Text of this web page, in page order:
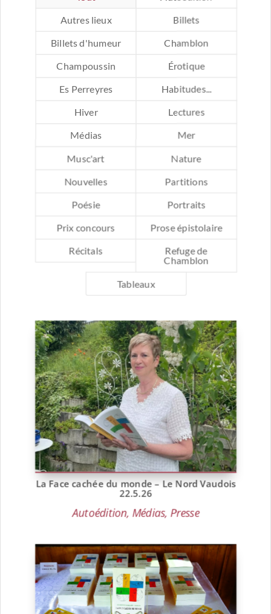
Autres lieux
Billets
Billets d'humeur Chamblon
Champoussin Érotique
Es Perreyres Habitudes...
Hiver
Lectures
Médias
Mer
Musc'art
Nature
Nouvelles
Partitions
Poésie
Portraits
Prix concours
Prose épistolaire
Récitals
Refuge de
Chamblon
Tableaux
La Face cachée du monde – Le Nord Vaudois
22.5.26
Autoédition, Médias, Presse